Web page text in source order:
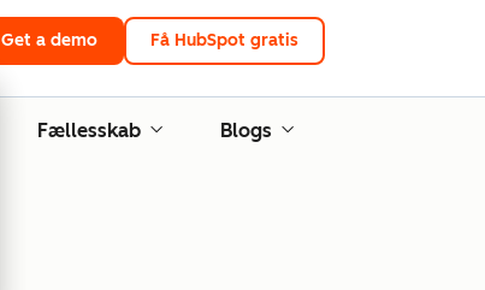
Get a demo Få HubSpot gratis
Fællesskab Blogs